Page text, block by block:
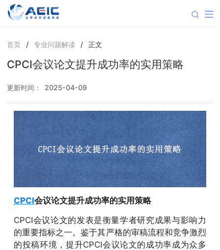
首页 / 专业问题解读 / 正文
CPCI会议论文提升成功率的实用策略
更新时间： 2025-04-09
CPCI会议论文提升成功率的实用策略
CPCI会议论文的发表是衡量学者研究成果与影响力
的重要指标之一。鉴于其严格的审稿流程和竞争激烈
的投稿环境，提升CPCI会议论文的成功率成为众多